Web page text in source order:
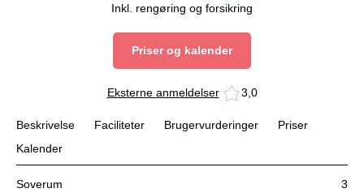
Inkl. rengøring og forsikring
Priser og kalender
Eksterne anmeldelser 3,0
Beskrivelse Faciliteter Brugervurderinger
Priser
Kalender
Soverum
3